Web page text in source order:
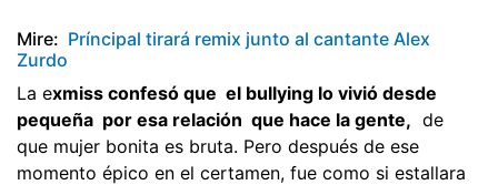
Mire: Príncipal tirará remix junto al cantante Alex
Zurdo
La exmiss confesó que el bullying lo vivió desde
pequeña por esa relación que hace la gente, de
que mujer bonita es bruta. Pero después de ese
momento épico en el certamen, fue como si estallara